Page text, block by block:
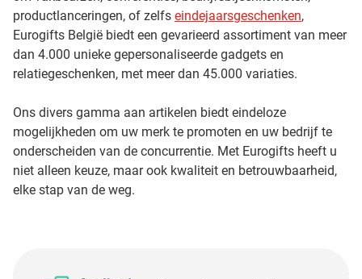
productlanceringen, of zelfs eindejaarsgeschenken,
Eurogifts België biedt een gevarieerd assortiment van meer
dan 4.000 unieke gepersonaliseerde gadgets en
relatiegeschenken, met meer dan 45.000 variaties.
Ons divers gamma aan artikelen biedt eindeloze
mogelijkheden om uw merk te promoten en uw bedrijf te
onderscheiden van de concurrentie. Met Eurogifts heeft u
niet alleen keuze, maar ook kwaliteit en betrouwbaarheid,
elke stap van de weg.